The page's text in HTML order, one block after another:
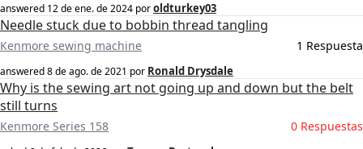
answered 12 de ene. de 2024 poroldturkey03
Needle stuck due to bobbin thread tangling
Kenmore sewing machine 1 Respuesta
answered8 de ago. de 2021 por Ronald Drysdale
Why is the sewing art not going up and down but the belt
still turns
Kenmore Series 158 0 Respuestas